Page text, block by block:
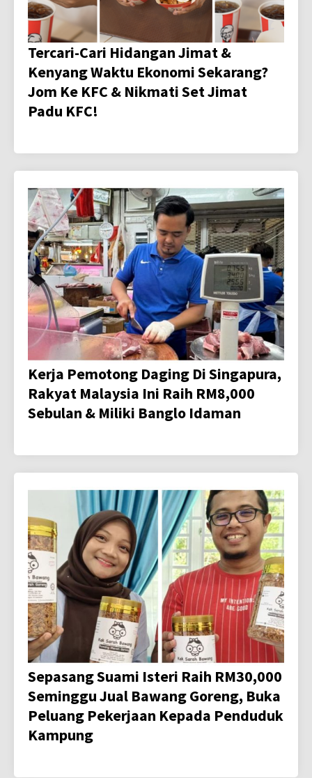
Tercari-Cari Hidangan Jimat &
Kenyang Waktu Ekonomi Sekarang?
Jom Ke KFC & Nikmati Set Jimat
Padu KFC!
Kerja Pemotong Daging Di Singapura,
Rakyat Malaysia Ini Raih RM8,000
Sebulan & Miliki Banglo Idaman
Sepasang Suami Isteri Raih RM30,000
Seminggu Jual Bawang Goreng, Buka
Peluang Pekerjaan Kepada Penduduk
Kampung